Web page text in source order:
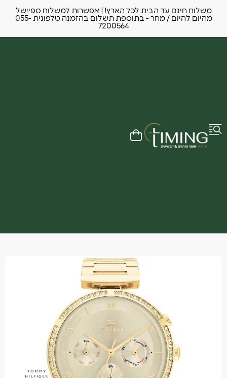
משלוח חינם עד הבית לכל הארץ! | אפשרות למשלוח ספיישל
מהיום להיום / מחר - בתוספת תשלום בהזמנה טלפונית 055-
7200564